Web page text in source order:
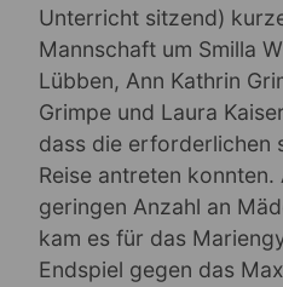
Unterricht sitzend)
Mannschaft um Smilla
Lübben, Ann Kathrin
Grimpe und Laura
dass die erforderlichen
Reise antreten
geringen Anzahl an
kam es für das
Endspiel gegen das